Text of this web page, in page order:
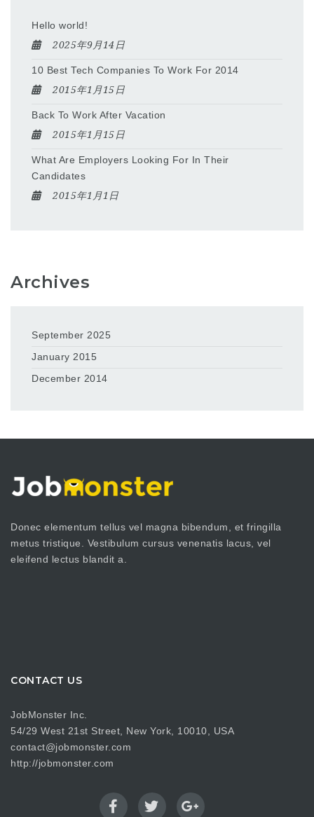
Hello world!
2025年9月14日
10 Best Tech Companies To Work For 2014
2015年1月15日
Back To Work After Vacation
2015年1月15日
What Are Employers Looking For In Their
Candidates
2015年1月1日
Archives
September 2025
January 2015
December 2014
Donec elementum tellus vel magna bibendum, et fringilla
metus tristique. Vestibulum cursus venenatis lacus, vel
eleifend lectus blandit a.
CONTACT US
JobMonster Inc.
54/29 West 21st Street, New York, 10010, USA
contact@jobmonster.com
http://jobmonster.com